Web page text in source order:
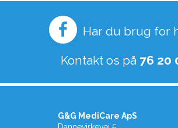
Har du brug for
Kontakt os på 76 20
G&G MediCare ApS